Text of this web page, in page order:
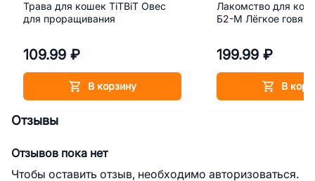
Трава для кошек TiTBiT Овес
для проращивания
109.99 ₽
В корзину
Лакомство для
Б2-М Лёгкое
199.99 ₽
В
Отзывы
Отзывов пока нет
Чтобы оставить отзыв, необходимо авторизоваться.